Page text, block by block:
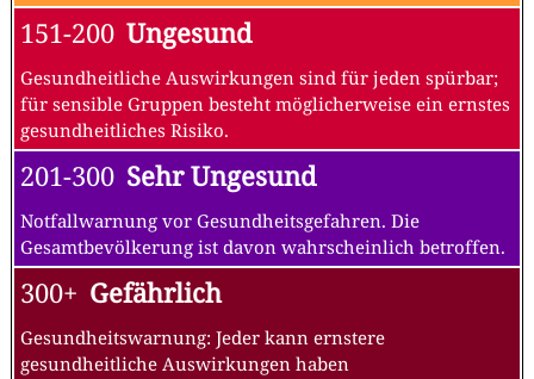
151-200 Ungesund
Gesundheitliche Auswirkungen sind für jeden spürbar;
für sensible Gruppen besteht möglicherweise ein ernstes
gesundheitliches Risiko.
201-300 Sehr Ungesund
Notfallwarnung vor Gesundheitsgefahren. Die
Gesamtbevölkerung ist davon wahrscheinlich betroffen.
300+ Gefährlich
Gesundheitswarnung: Jeder kann ernstere
gesundheitliche Auswirkungen haben